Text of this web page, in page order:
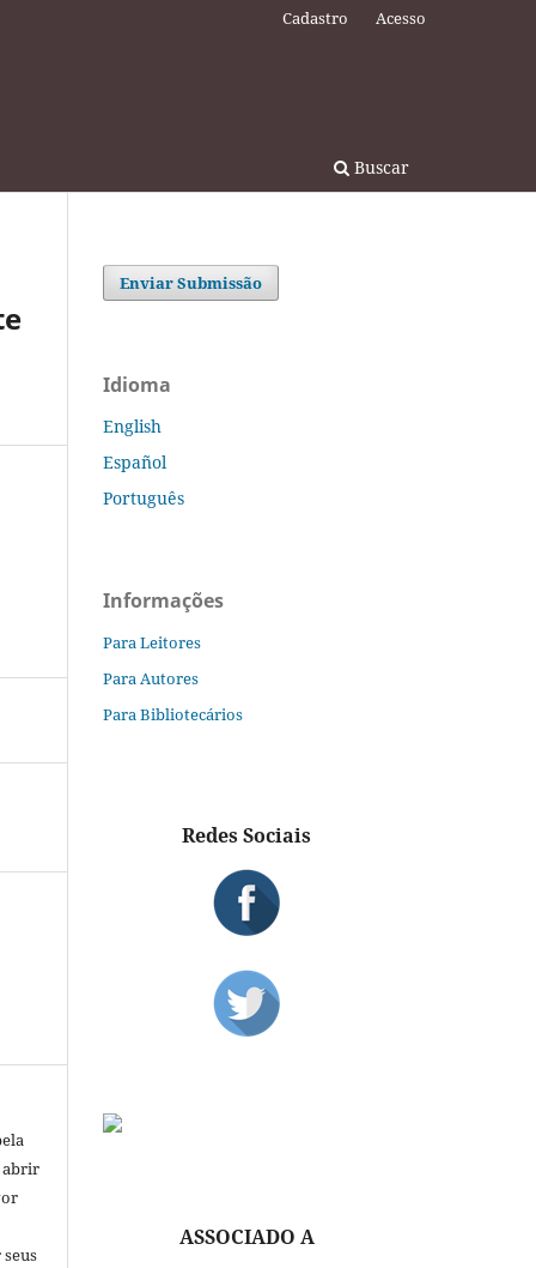
Buscar
Cadastro Acesso
abrir
Enviar Submissão
Idioma
English
Español
Português
Informações
Para Leitores
Para Autores
Para Bibliotecários
Redes Sociais
ASSOCIADO A